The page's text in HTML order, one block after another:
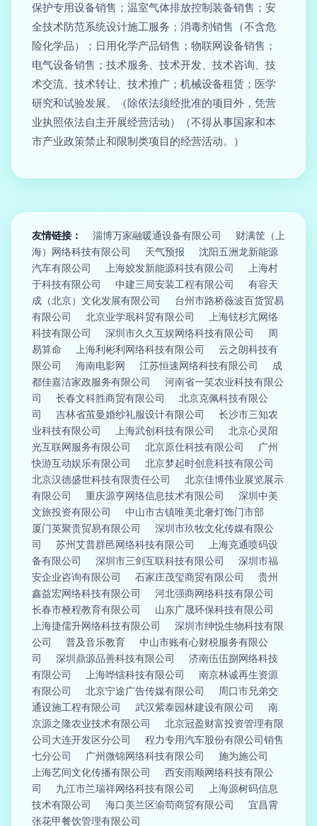
保护专用设备销售；温室气体排放控制装备销售；安
全技术防范系统设计施工服务；消毒剂销售（不含危
险化学品）；日用化学产品销售；物联网设备销售；
电气设备销售；技术服务、技术开发、技术咨询、技
术交流、技术转让、技术推广；机械设备租赁；医学
研究和试验发展。（除依法须经批准的项目外，凭营
业执照依法自主开展经营活动）（不得从事国家和本
市产业政策禁止和限制类项目的经营活动。）
友情链接： 淄博万家融暖通设备有限公司
财满筐（上
海）网络科技有限公司
天气预报
沈阳五洲龙新能源
汽车有限公司
上海姣发新能源科技有限公司
上海村
于科技有限公司
中建三局安装工程有限公司
有容天
成（北京）文化发展有限公司
台州市路桥薇波百货贸易
有限公司
北京业学珉科贸有限公司
上海铉杉亢网络
科技有限公司
深圳市久久互娱网络科技有限公司
周
易算命
上海利彬利网络科技有限公司
云之朗科技有
限公司
海南电影网 江苏恒速网络科技有限公司
成
都佳嘉洁家政服务有限公司
河南省一笑农业科技有限公
司
长春文科胜商贸有限公司
北京克佩科技有限公
司
吉林省茧曼婚纱礼服设计有限公司
长沙市三知农
业科技有限公司
上海武创科技有限公司
北京心灵阳
光互联网服务有限公司
北京原仕科技有限公司
广州
快游互动娱乐有限公司
北京梦起时创意科技有限公司
北京汉德盛世科技有限责任公司
北京佳博伟业展览展示
有限公司
重庆源亨网络信息技术有限公司
深圳中美
文旅投资有限公司
中山市古镇唯美北奢灯饰门市部
厦门英聚贵贸易有限公司
深圳市玖牧文化传媒有限公
司
苏州艾普群邑网络科技有限公司
上海克通喷码设
备有限公司
深圳市三剑互联科技有限公司
深圳市福
安企业咨询有限公司
石家庄茂玺商贸有限公司
贵州
鑫益宏网络科技有限公司
河北强商网络科技有限公司
长春市桠程教育有限公司
山东广晟环保科技有限公司
上海捷儒升网络科技有限公司
深圳市绅悦生物科技有限
公司
普及音乐教育
中山市账有心财税服务有限公
司
深圳鼎源品善科技有限公司
济南伍伍捌网络科技
有限公司
上海哗镭科技有限公司
南京林诚再生资源
有限公司
北京宁途广告传媒有限公司
周口市兄弟交
通设施工程有限公司
武汉紫泰园林建设有限公司
南
京源之隆农业技术有限公司
北京冠盈财富投资管理有限
公司大连开发区分公司
程力专用汽车股份有限公司销售
七分公司
广州微锦网络科技有限公司
施为施公司
上海艺间文化传播有限公司
西安雨顺网络科技有限公
司
九江市兰瑞祥网络科技有限公司
上海源树码信息
技术有限公司
海口美兰区渝苟商贸有限公司
宜昌霄
张花甲餐饮管理有限公司